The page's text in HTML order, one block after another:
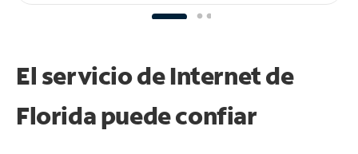
El servicio de Internet de
Florida puedeconfiar